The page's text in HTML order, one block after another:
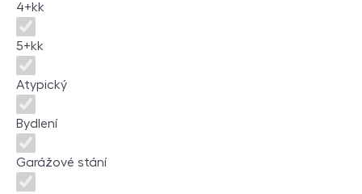
4+kk
5+kk
Atypický
Bydlení
Garážové stání